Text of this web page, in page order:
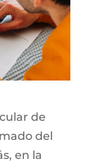
de
del
en la